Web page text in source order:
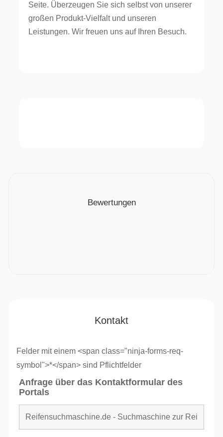
Seite. Überzeugen Sie sich selbst von unserer
großen Produkt-Vielfalt und unseren
Leistungen. Wir freuen uns auf Ihren Besuch.
Bewertungen
Kontakt
Felder mit einem <span class="ninja-forms-req-
symbol">*</span> sind Pflichtfelder
Anfrage über das Kontaktformular des
Portals